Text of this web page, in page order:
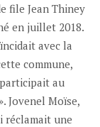
file Jean Thiney
en juillet 2018.
avec la
commune,
au
Jovenel Moïse,
réclamait une